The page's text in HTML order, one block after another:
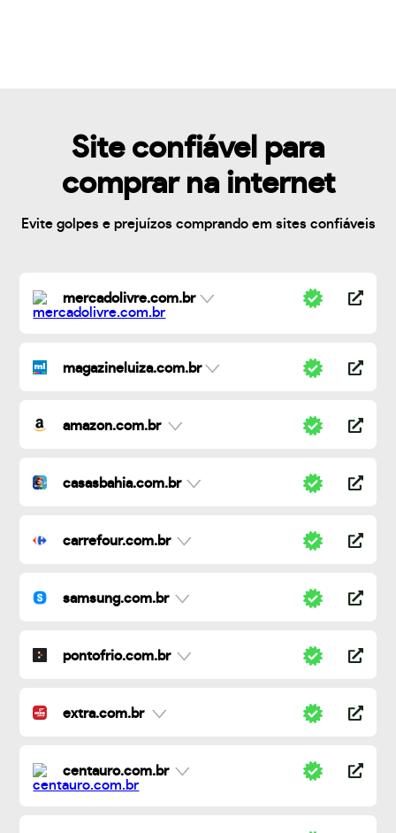
Site confiável para
comprar na internet
Evite golpes e prejuízos comprando em sites confiáveis
mercadolivre.com.br
magazineluiza.com.br
amazon.com.br
casasbahia.com.br
carrefour.com.br
samsung.com.br
pontofrio.com.br
extra.com.br
centauro.com.br